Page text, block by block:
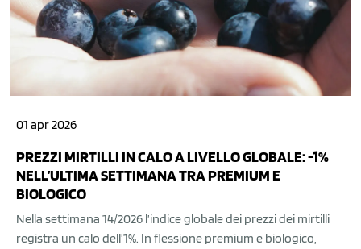
01 apr 2026
PREZZI MIRTILLI IN CALO A LIVELLO GLOBALE: -1%
NELL’ULTIMA SETTIMANA TRA PREMIUM E
BIOLOGICO
Nella settimana 14/2026 l’indice globale dei prezzi dei mirtilli
registra un calo dell’1%. In flessione premium e biologico,